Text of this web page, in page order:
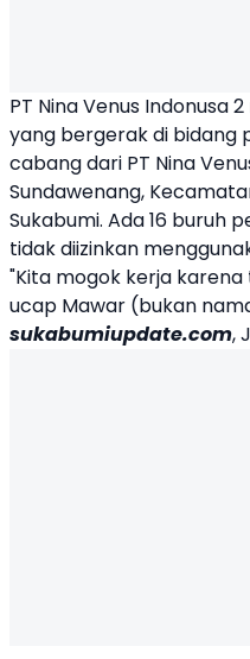
PT Nina Venus Indonusa
yang bergerak di bidang
cabang dari PT Nina
Sundawenang,
Sukabumi. Ada 16 buruh
tidak diizinkan
"Kita mogok kerja
ucap Mawar (bukan
sukabumiupdate.com,